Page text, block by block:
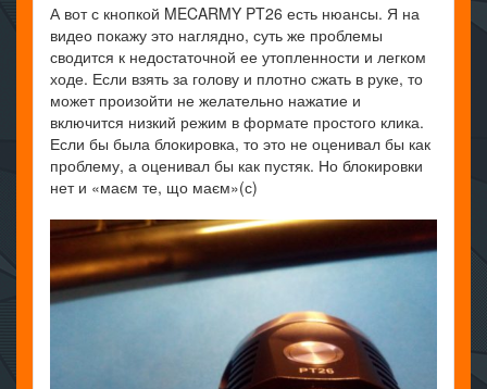
А вот с кнопкой MECARMY PT26 есть нюансы. Я на
видео покажу это наглядно, суть же проблемы
сводится к недостаточной ее утопленности и легком
ходе. Если взять за голову и плотно сжать в руке, то
может произойти не желательно нажатие и
включится низкий режим в формате простого клика.
Если бы была блокировка, то это не оценивал бы как
проблему, а оценивал бы как пустяк. Но блокировки
нет и «маєм те, що маєм»(с)